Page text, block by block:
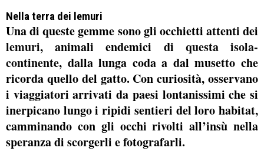
Nella terra dei lemuri
Una di queste gemme sono gli occhietti attenti dei
lemuri, animali endemici di questa isola-
continente, dalla lunga coda a dal musetto che
ricorda quello del gatto. Con curiosità, osservano
i viaggiatori arrivati da paesi lontanissimi che si
inerpicano lungo i ripidi sentieri del loro habitat,
camminando con gli occhi rivolti all’insù nella
speranza di scorgerli e fotografarli.